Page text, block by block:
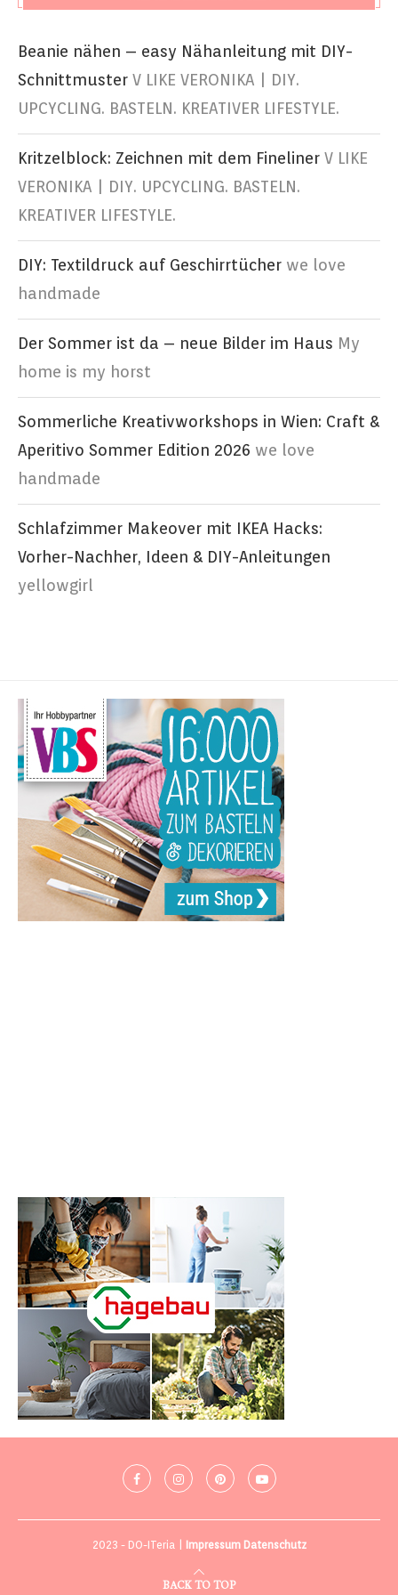
Beanie nähen – easy Nähanleitung mit DIY-
Schnittmuster V LIKE VERONIKA | DIY.
UPCYCLING. BASTELN. KREATIVER LIFESTYLE.
Kritzelblock: Zeichnen mit dem Fineliner V LIKE
VERONIKA | DIY. UPCYCLING. BASTELN.
KREATIVER LIFESTYLE.
DIY: Textildruck auf Geschirrtücher we love
handmade
Der Sommer ist da – neue Bilder im Haus My
home is my horst
Sommerliche Kreativworkshops in Wien: Craft &
Aperitivo Sommer Edition 2026 we love
handmade
Schlafzimmer Makeover mit IKEA Hacks:
Vorher-Nachher, Ideen & DIY-Anleitungen
yellowgirl
2023 - DO-ITeria | Impressum Datenschutz
BACK TO TOP